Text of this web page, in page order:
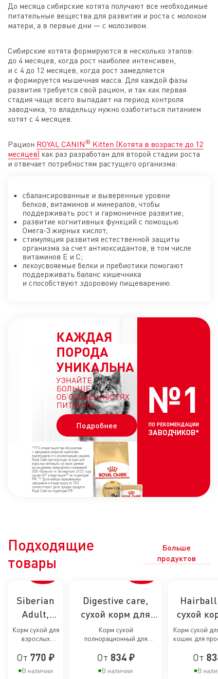
До месяца сибирские котята получают все необходимые
питательные вещества для развития и роста с молоком
матери, а в первые дни — с молозивом.
Сибирские котята формируются в несколько этапов:
до 4 месяцев, когда рост наиболее интенсивен,
и с 4 до 12 месяцев, когда рост замедляется
и формируется мышечная масса. Для каждой фазы
развития требуется свой рацион, и так как первая
стадия чаще всего выпадает на период контроля
заводчика, то владельцу нужно озаботиться питанием
котят с 4 месяцев.
Рацион ROYAL CANIN ® Kitten (Котята в возрасте до 12
месяцев) как раз разработан для второй стадии роста
и отвечает потребностям растущего организма:
сбалансированные и выверенные уровни
белков, витаминов и минералов, чтобы
поддерживать рост и гармоничное развитие;
развитие когнитивных функций с помощью
Омега-3 жирных кислот;
стимуляция развития естественной защиты
организма за счет антиоксидантов, в том числе
витаминов Е и С;
лекоусвояемые белки и пребиотики помогают
поддерживать баланс кишечника
и способствуют здоровому пищеварению.
№1
ПО РЕКОМЕНДАЦИИ
ЗАВОДЧИКОВ*
КАЖДАЯ
ПОРОДА
УНИКАЛЬНА
УЗНАЙТЕ
БОЛЬШЕ
ОБ ОСОБЕННОСТЯХ
ПИТАНИЯ
Подробнее
*71% владельцев при обсуждении
с заводчиком вопросов кормления
подтвердили его рекомендацию рациона
Royal Canin при переходе на корм для
взрослых питомцев, согласно данным
исследования, проведённого компанией
ООО «Божоле» в 3м квартале 2025 года
среди 609 владельцев** на территории
РФ. ** Доля выбора опрашиваемых
заводчиков и владельцев по ГЕО
соответствует доле продаж продукта
Royal Canin на территории РФ
Подходящие
товары
Больше
продуктов
Siberian
Adult,
сухой
корм для
сибирских
кошек
Корм сухой для
взрослых
Сибирская от
От 770 ₽
В наличии
Digestive care,
сухой корм для
кошек для
поддержания
здоровья
пищеварительной
Корм сухой
полнорационный для
поддержания здоровья
От 834 ₽
В наличии
Hairball
сухой
Корм сухой
кошек для
От
В